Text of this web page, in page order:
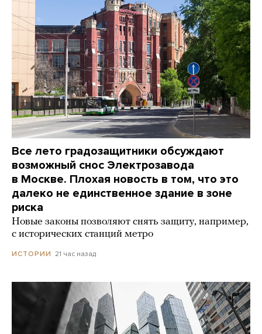
Все лето градозащитники обсуждают
возможный снос Электрозавода
в Москве. Плохая новость в том, что это
далеко не единственное здание в зоне
риска
Новые законы позволяют снять защиту, например,
с исторических станций метро
ИСТОРИИ 21 час назад